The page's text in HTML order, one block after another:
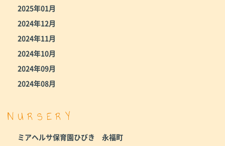
2025年01月
2024年12月
2024年11月
2024年10月
2024年09月
2024年08月
NURSERY
ミアヘルサ保育園ひびき 永福町